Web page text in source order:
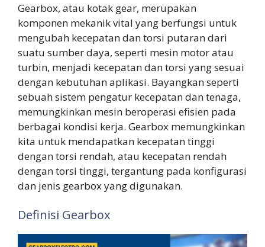
Gearbox, atau kotak gear, merupakan
komponen mekanik vital yang berfungsi untuk
mengubah kecepatan dan torsi putaran dari
suatu sumber daya, seperti mesin motor atau
turbin, menjadi kecepatan dan torsi yang sesuai
dengan kebutuhan aplikasi. Bayangkan seperti
sebuah sistem pengatur kecepatan dan tenaga,
memungkinkan mesin beroperasi efisien pada
berbagai kondisi kerja. Gearbox memungkinkan
kita untuk mendapatkan kecepatan tinggi
dengan torsi rendah, atau kecepatan rendah
dengan torsi tinggi, tergantung pada konfigurasi
dan jenis gearbox yang digunakan.
Definisi Gearbox